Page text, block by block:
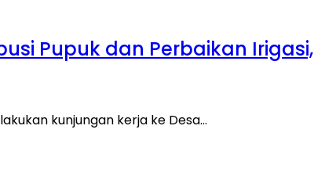
Pupuk dan Perbaikan Irigasi,
kunjungan kerja ke Desa…